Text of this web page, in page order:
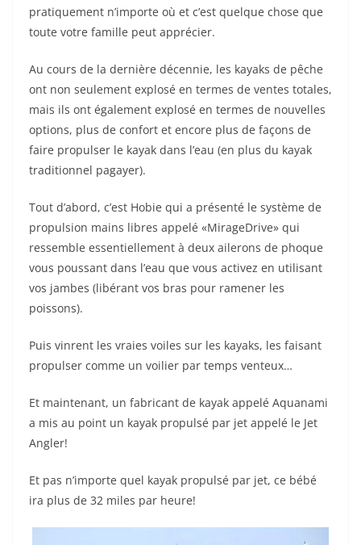
pratiquement n’importe où et c’est quelque chose que
toute votre famille peut apprécier.
Au cours de la dernière décennie, les kayaks de pêche
ont non seulement explosé en termes de ventes totales,
mais ils ont également explosé en termes de nouvelles
options, plus de confort et encore plus de façons de
faire propulser le kayak dans l’eau (en plus du kayak
traditionnel pagayer).
Tout d’abord, c’est Hobie qui a présenté le système de
propulsion mains libres appelé «MirageDrive» qui
ressemble essentiellement à deux ailerons de phoque
vous poussant dans l’eau que vous activez en utilisant
vos jambes (libérant vos bras pour ramener les
poissons).
Puis vinrent les vraies voiles sur les kayaks, les faisant
propulser comme un voilier par temps venteux…
Et maintenant, un fabricant de kayak appelé Aquanami
a mis au point un kayak propulsé par jet appelé le Jet
Angler!
Et pas n’importe quel kayak propulsé par jet, ce bébé
ira plus de 32 miles par heure!